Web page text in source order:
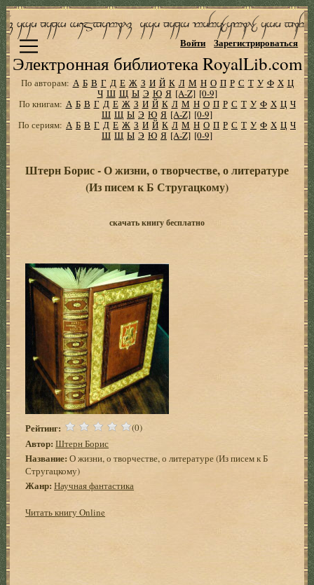
Электронная библиотека RoyalLib.com
Войти Зарегистрироваться
По авторам: А Б В Г Д Е Ж З И Й К Л М Н О П Р С Т У Ф Х Ц
Ч Ш Щ Ы Э Ю Я [A-Z] [0-9]
По книгам: А Б В Г Д Е Ж З И Й К Л М Н О П Р С Т У Ф Х Ц Ч
Ш Щ Ы Э Ю Я [A-Z] [0-9]
По сериям: А Б В Г Д Е Ж З И Й К Л М Н О П Р С Т У Ф Х Ц Ч
Ш Щ Ы Э Ю Я [A-Z] [0-9]
Штерн Борис - О жизни, о творчестве, о литературе
(Из писем к Б Стругацкому)
скачать книгу бесплатно
Рейтинг: (0)
Автор: Штерн Борис
Название: О жизни, о творчестве, о литературе (Из писем к Б
Стругацкому)
Жанр: Научная фантастика
Читать книгу Online